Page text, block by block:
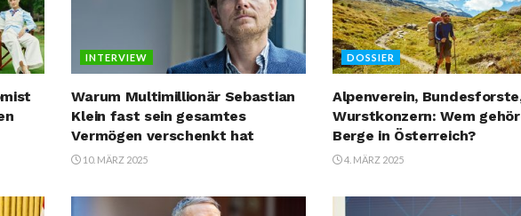
INTERVIEW
Warum Multimillionär Sebastian
Klein fast sein gesamtes
Vermögen verschenkt hat
10. MÄRZ 2025
DOSSIER
Alpenverein,
Wurstkonzern: Wem
Berge in Österreich?
4. MÄRZ 2025